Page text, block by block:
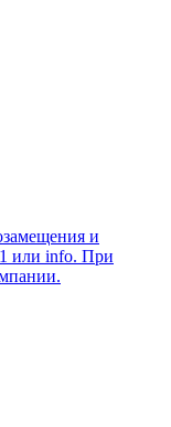
и
или info. При